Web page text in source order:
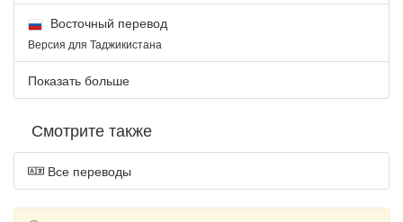
Восточный перевод
Версия для Таджикистана
Показать больше
Смотрите также
Все переводы